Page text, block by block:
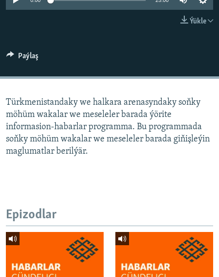
Ýükle
Paýlaş
Türkmenistandaky we halkara arenasyndaky soňky
möhüm wakalar we meseleler barada ýörite
informasion-habarlar programma. Bu programmada
soňky möhüm wakalar we meseleler barada giňişleýin
maglumatlar berilýär.
Epizodlar